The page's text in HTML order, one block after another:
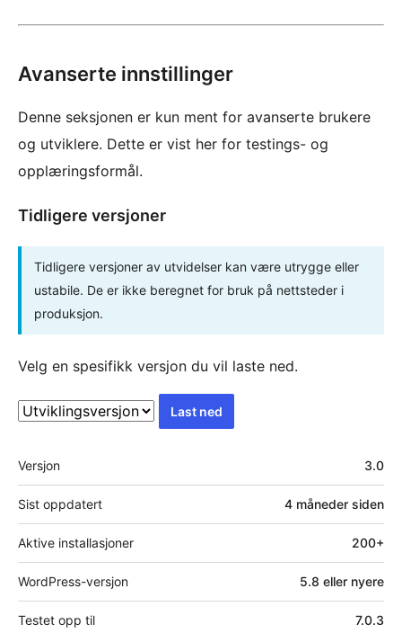
Avanserte innstillinger
Denne seksjonen er kun ment for avanserte brukere
og utviklere. Dette er vist her for testings- og
opplæringsformål.
Tidligere versjoner
Tidligere versjoner av utvidelser kan være utrygge eller
ustabile. De er ikke beregnet for bruk på nettsteder i
produksjon.
Velg en spesifikk versjon du vil laste ned.
Last ned
Meta
Versjon 3.0
Sist oppdatert 4 måneder siden
Aktive installasjoner 200+
WordPress-versjon 5.8 eller nyere
Testet opp til 7.0.3